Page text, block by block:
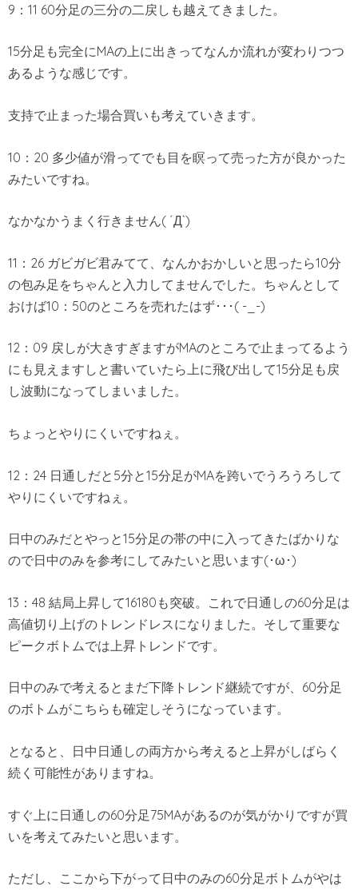
9：11 60分足の三分の二戻しも越えてきました。
15分足も完全にMAの上に出きってなんか流れが変わりつつ
あるような感じです。
支持で止まった場合買いも考えていきます。
10：20 多少値が滑ってでも目を瞑って売った方が良かった
みたいですね。
なかなかうまく行きません( ´Д`)
11：26 ガビガビ君みてて、なんかおかしいと思ったら10分
の包み足をちゃんと入力してませんでした。ちゃんとして
おけば10：50のところを売れたはず･･･( -_-)
12：09 戻しが大きすぎますがMAのところで止まってるよう
にも見えますしと書いていたら上に飛び出して15分足も戻
し波動になってしまいました。
ちょっとやりにくいですねぇ。
12：24 日通しだと5分と15分足がMAを跨いでうろうろして
やりにくいですねぇ。
日中のみだとやっと15分足の帯の中に入ってきたばかりな
ので日中のみを参考にしてみたいと思います(･ω･)
13：48 結局上昇して16180も突破。これで日通しの60分足は
高値切り上げのトレンドレスになりました。そして重要な
ピークボトムでは上昇トレンドです。
日中のみで考えるとまだ下降トレンド継続ですが、60分足
のボトムがこちらも確定しそうになっています。
となると、日中日通しの両方から考えると上昇がしばらく
続く可能性がありますね。
すぐ上に日通しの60分足75MAがあるのが気がかりですが買
いを考えてみたいと思います。
ただし、ここから下がって日中のみの60分足ボトムがやは